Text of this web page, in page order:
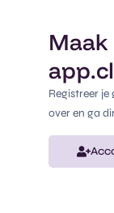
Registreer
over en ga